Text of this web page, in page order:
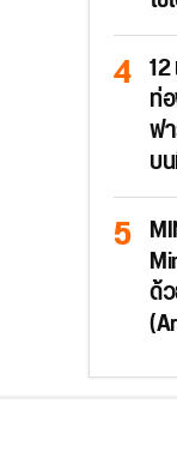
ท่
ฟ
บ
ด้